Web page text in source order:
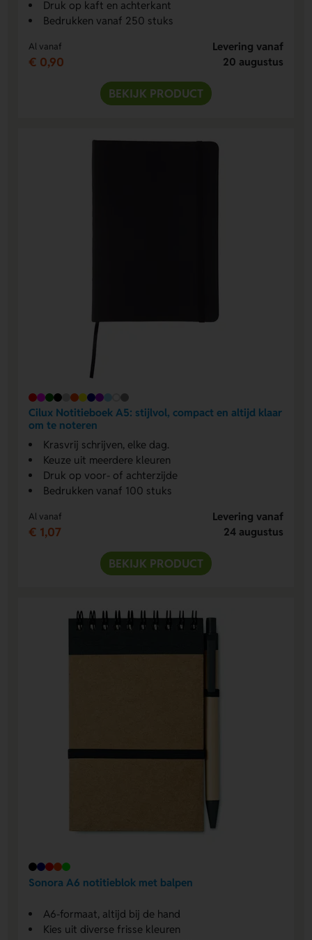
Druk op kaft en achterkant
Bedrukken vanaf 250 stuks
Al vanaf
€ 0,90
Levering vanaf
20 augustus
BEKIJK PRODUCT
Cilux Notitieboek A5: stijlvol, compact en altijd klaar
om te noteren
Krasvrij schrijven, elke dag.
Keuze uit meerdere kleuren
Druk op voor- of achterzijde
Bedrukken vanaf 100 stuks
Al vanaf
€ 1,07
Levering vanaf
24 augustus
BEKIJK PRODUCT
Sonora A6 notitieblok met balpen
A6-formaat, altijd bij de hand
Kies uit diverse frisse kleuren